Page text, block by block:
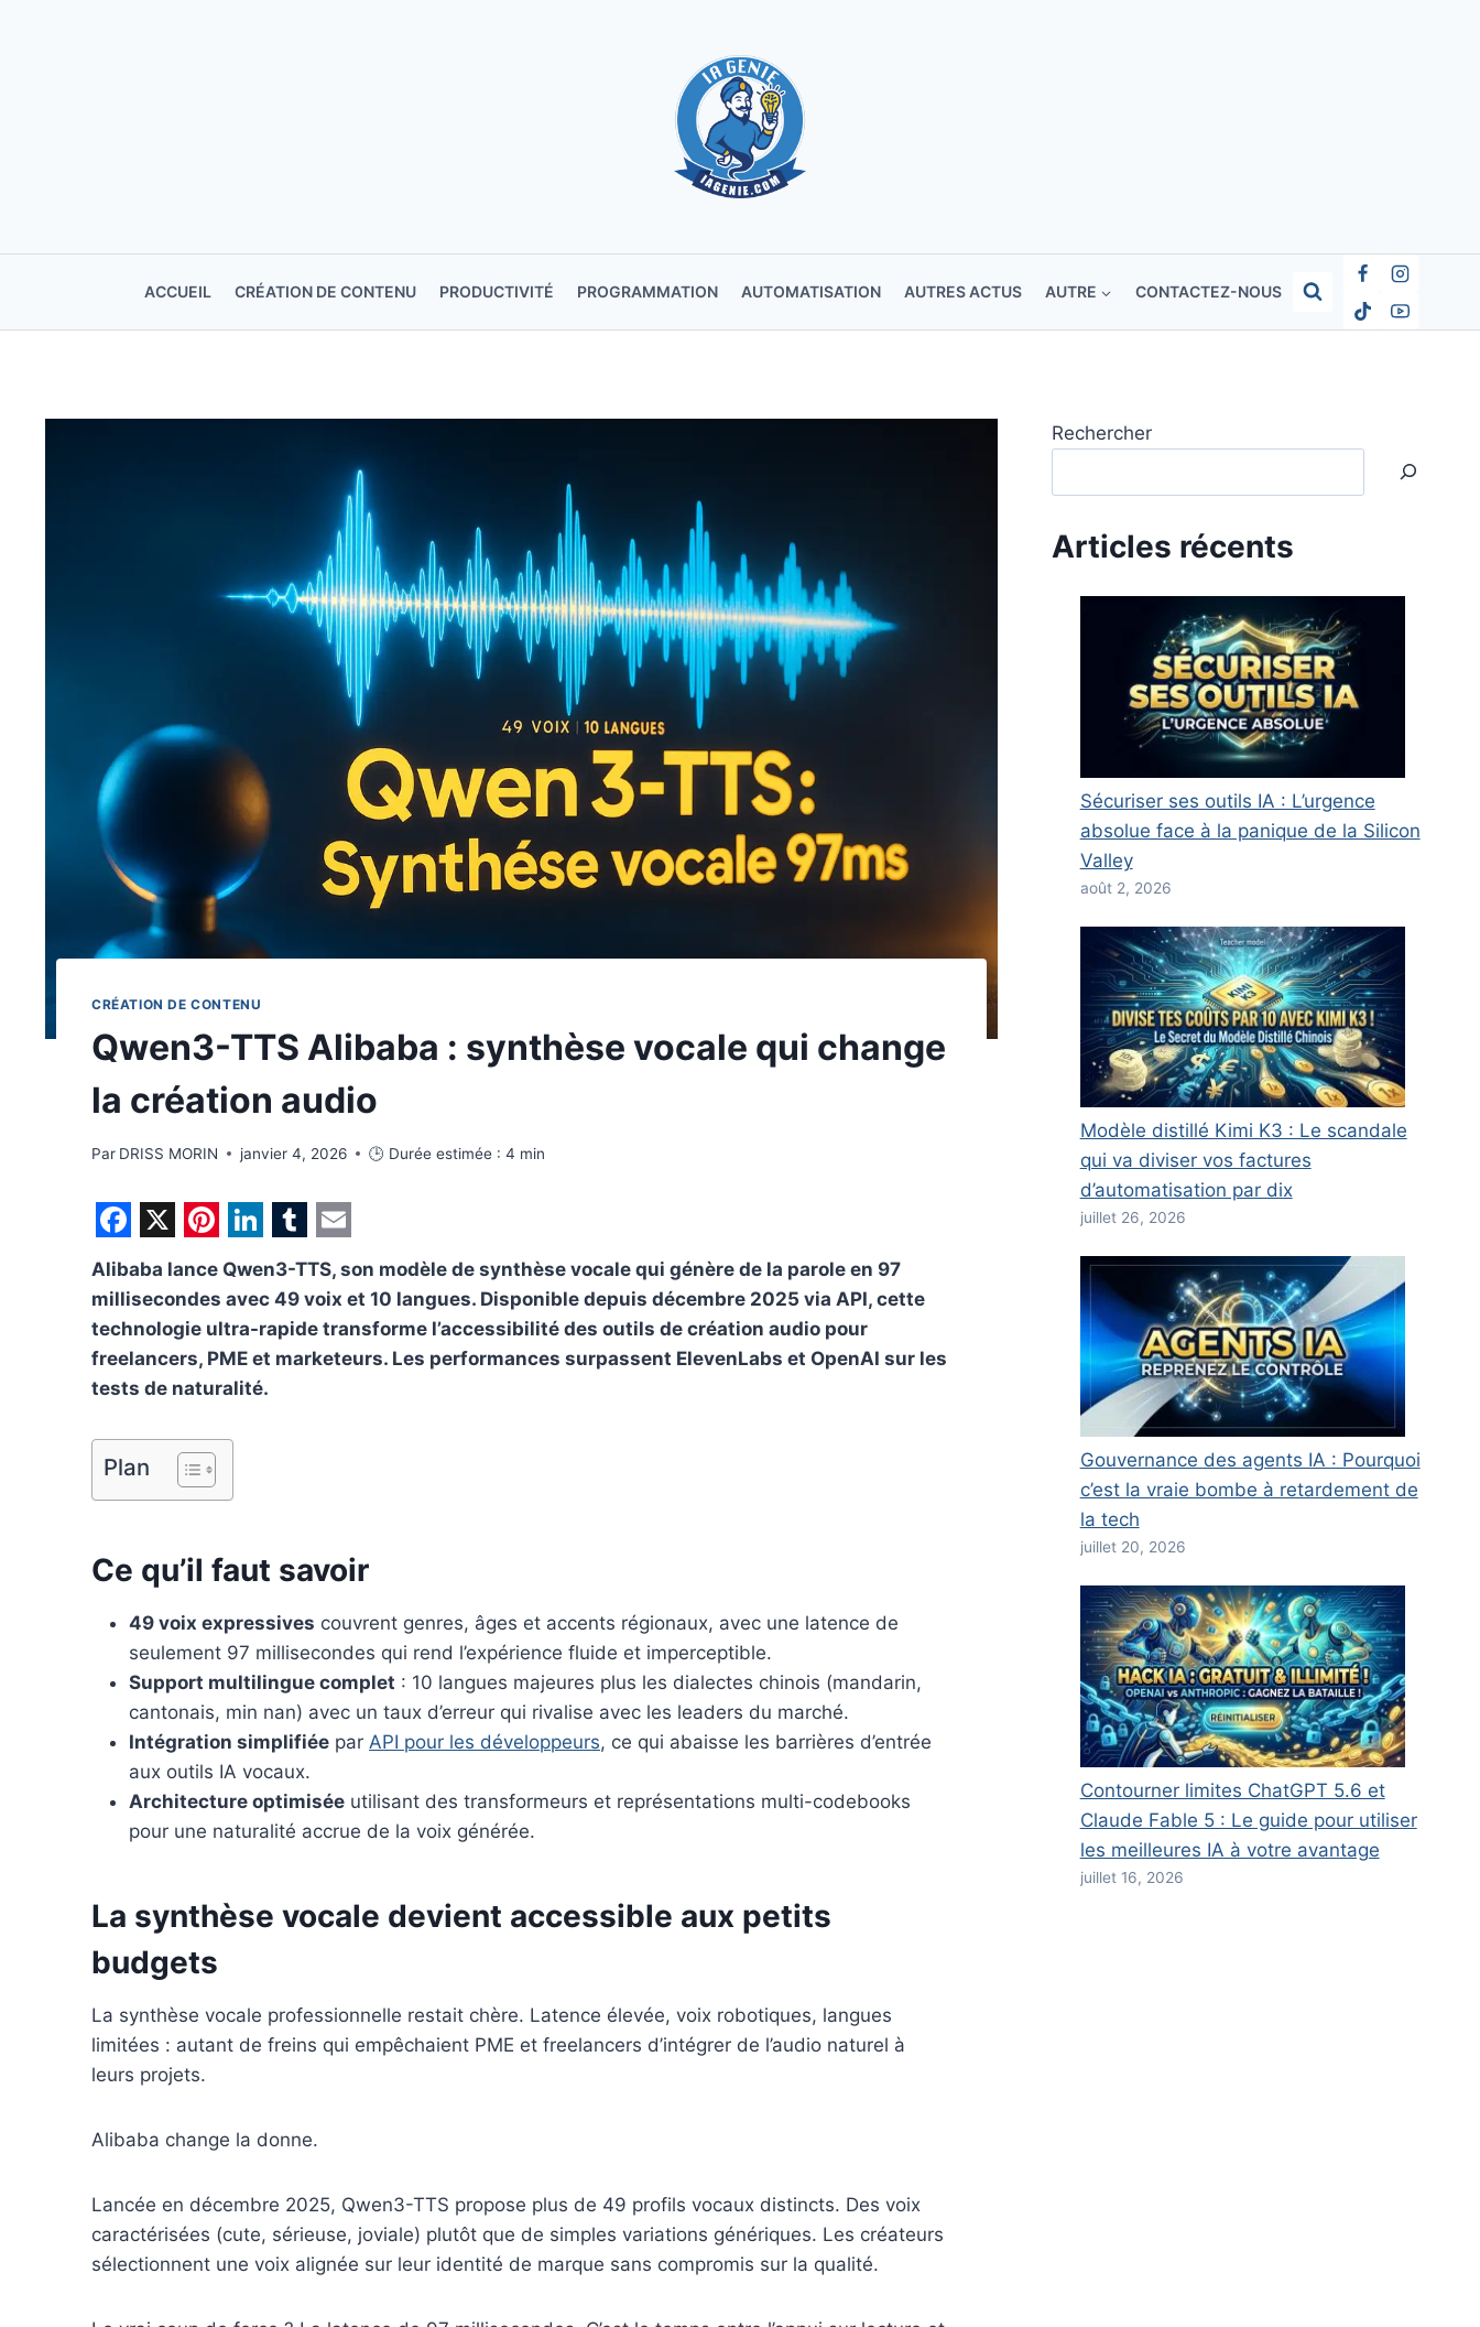
ACCUEIL CRÉATION DE CONTENU PRODUCTIVITÉ PROGRAMMATION AUTOMATISATION AUTRES ACTUS AUTRE CONTACTEZ-NOUS
CRÉATION DE CONTENU
Qwen3-TTS Alibaba : synthèse vocale qui change
la création audio
Par DRISS MORIN janvier 4, 2026 🕒 Durée estimée : 4 min
F
a
c
e
b
o
o
k
X P
i
n
t
e
r
e
s
L
i
n
k
e
d
n
T
u
m
b
E
m
a
i
Alibaba lance Qwen3-TTS, son modèle de synthèse vocale qui génère de la parole en 97
millisecondes avec 49 voix et 10 langues. Disponible depuis décembre 2025 via API, cette
technologie ultra-rapide transforme l’accessibilité des outils de création audio pour
freelancers, PME et marketeurs. Les performances surpassent ElevenLabs et OpenAI sur les
tests de naturalité.
Plan
Ce qu’il faut savoir
49 voix expressives couvrent genres, âges et accents régionaux, avec une latence de
seulement 97 millisecondes qui rend l’expérience fluide et imperceptible.
Support multilingue complet : 10 langues majeures plus les dialectes chinois (mandarin,
cantonais, min nan) avec un taux d’erreur qui rivalise avec les leaders du marché.
Intégration simplifiée par API pour les développeurs, ce qui abaisse les barrières d’entrée
aux outils IA vocaux.
Architecture optimisée utilisant des transformeurs et représentations multi-codebooks
pour une naturalité accrue de la voix générée.
La synthèse vocale devient accessible aux petits
budgets
La synthèse vocale professionnelle restait chère. Latence élevée, voix robotiques, langues
limitées : autant de freins qui empêchaient PME et freelancers d’intégrer de l’audio naturel à
leurs projets.
Alibaba change la donne.
Lancée en décembre 2025, Qwen3-TTS propose plus de 49 profils vocaux distincts. Des voix
caractérisées (cute, sérieuse, joviale) plutôt que de simples variations génériques. Les créateurs
sélectionnent une voix alignée sur leur identité de marque sans compromis sur la qualité.
Rechercher
Articles récents
Sécuriser ses outils IA : L’urgence
absolue face à la panique de la Silicon
Valley
août 2, 2026
Modèle distillé Kimi K3 : Le scandale
qui va diviser vos factures
d’automatisation par dix
juillet 26, 2026
Gouvernance des agents IA : Pourquoi
c’est la vraie bombe à retardement de
la tech
juillet 20, 2026
Contourner limites ChatGPT 5.6 et
Claude Fable 5 : Le guide pour utiliser
les meilleures IA à votre avantage
juillet 16, 2026